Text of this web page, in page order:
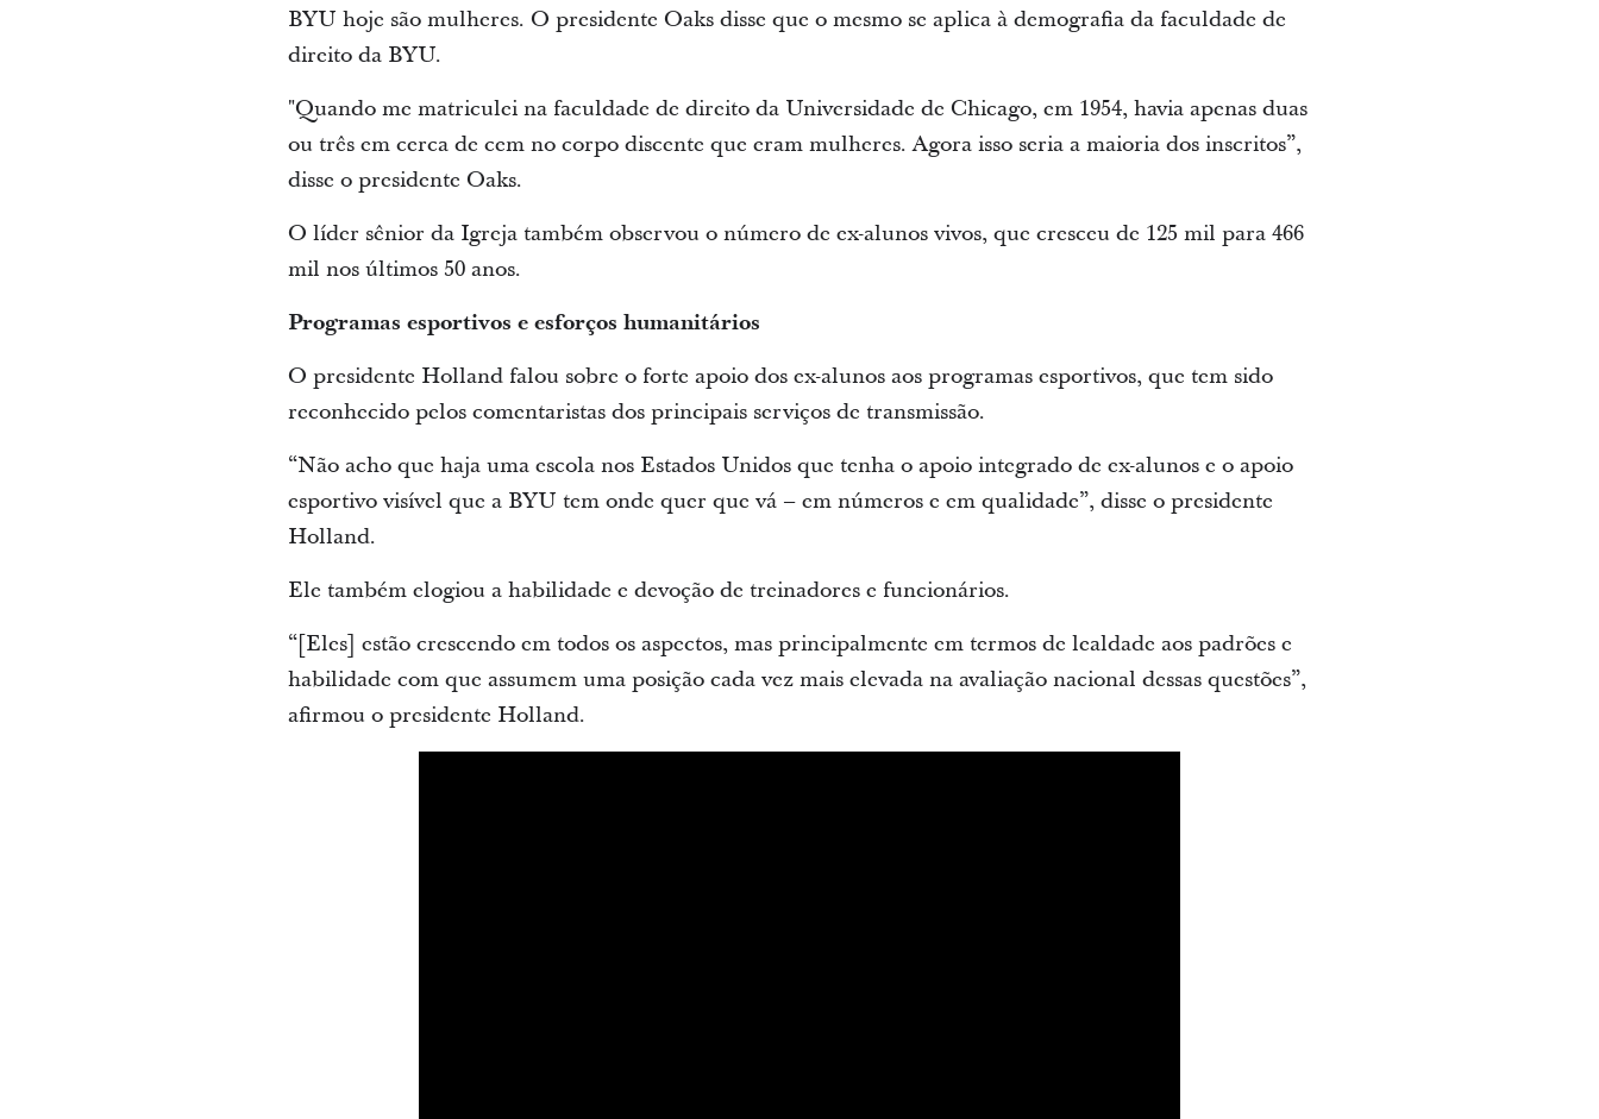
BYU hoje são mulheres. O presidente Oaks disse que o mesmo se aplica à demografia da faculdade de
direito da BYU.
"Quando me matriculei na faculdade de direito da Universidade de Chicago, em 1954, havia apenas duas
ou três em cerca de cem no corpo discente que eram mulheres. Agora isso seria a maioria dos inscritos”,
disse o presidente Oaks.
O líder sênior da Igreja também observou o número de ex-alunos vivos, que cresceu de 125 mil para 466
mil nos últimos 50 anos.
Programas esportivos e esforços humanitários
O presidente Holland falou sobre o forte apoio dos ex-alunos aos programas esportivos, que tem sido
reconhecido pelos comentaristas dos principais serviços de transmissão.
“Não acho que haja uma escola nos Estados Unidos que tenha o apoio integrado de ex-alunos e o apoio
esportivo visível que a BYU tem onde quer que vá – em números e em qualidade”, disse o presidente
Holland.
Ele também elogiou a habilidade e devoção de treinadores e funcionários.
“[Eles] estão crescendo em todos os aspectos, mas principalmente em termos de lealdade aos padrões e
habilidade com que assumem uma posição cada vez mais elevada na avaliação nacional dessas questões”,
afirmou o presidente Holland.